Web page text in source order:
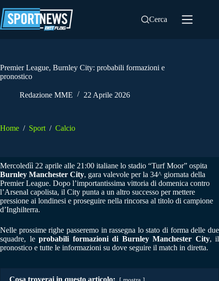
al
contenuto
Cerca
Premier League, Burnley City: probabili formazioni e
pronostico
Redazione MME 22 Aprile 2026
Home / Sport / Calcio
Mercoledìì 22 aprile alle 21:00 italiane lo stadio “Turf Moor” ospita
Burnley Manchester City, gara valevole per la 34^ giornata della
Premier League. Dopo l’importantissima vittoria di domenica contro
l’Arsenal capolista, il City punta a un altro successo per mettere
pressione ai londinesi e proseguire nella rincorsa al titolo di campione
d’Inghilterra.
Nelle prossime righe passeremo in rassegna lo stato di forma delle due
squadre, le probabili formazioni di Burnley Manchester City, il
pronostico e tutte le informazioni su dove seguire il match in diretta.